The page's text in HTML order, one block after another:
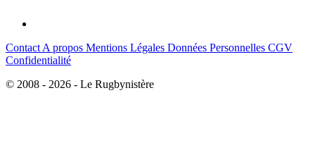
Contact A propos Mentions Légales Données Personnelles CGV
Confidentialité
© 2008 - 2026 - Le Rugbynistère